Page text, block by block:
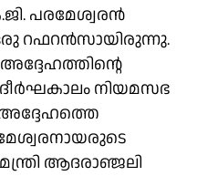
പരമേശ്വരന്‍
റഫറന്‍സായിരുന്നു.
നിയമസഭ
അദ്ദേഹത്തെ
ആദരാഞ്ജലി